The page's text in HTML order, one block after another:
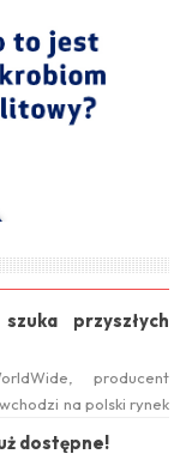
przyszłych
producent
na polski rynek
dostępne!